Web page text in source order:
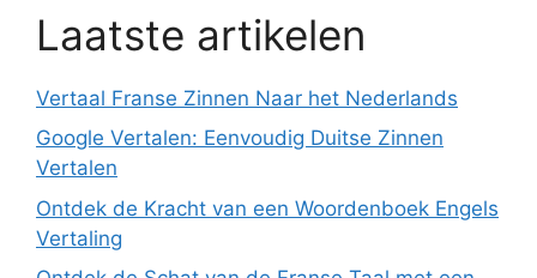
Laatste artikelen
Vertaal Franse Zinnen Naar het Nederlands
Google Vertalen: Eenvoudig Duitse Zinnen
Vertalen
Ontdek de Kracht van een Woordenboek Engels
Vertaling